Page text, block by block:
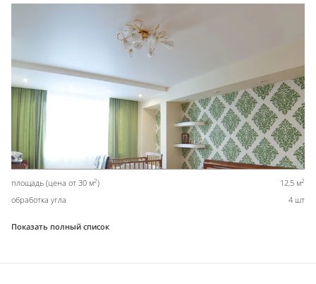
площадь (цена от 30 м2) 12,5 м2
обработка угла 4 шт
Показать полный список